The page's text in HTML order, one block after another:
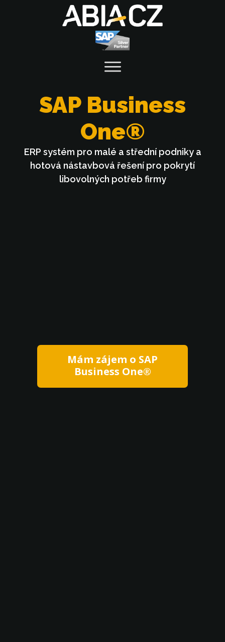
SAP Business
One®
ERP systém pro malé a střední podniky a
hotová nástavbová řešení pro pokrytí
libovolných potřeb firmy
Mám zájem o SAP
Business One®